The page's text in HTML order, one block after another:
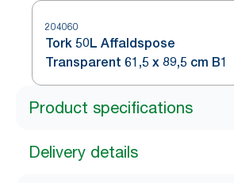
204060
Tork 50L Affaldspose
Transparent 61,5 x 89,5 cm B1
Product specifications
Delivery details